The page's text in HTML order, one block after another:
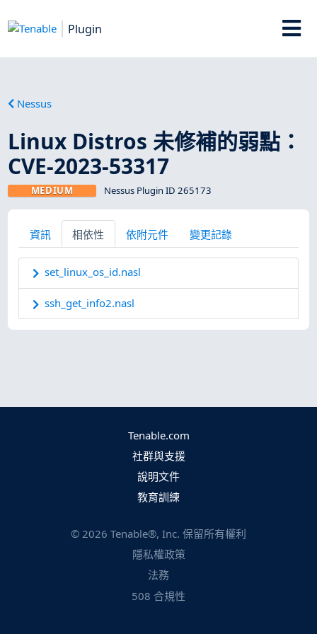
Plugin
Nessus
Linux Distros 未修補的弱點：
CVE-2023-53317
MEDIUM Nessus Plugin ID 265173
資訊 相依性 依附元件 變更記錄
set_linux_os_id.nasl
ssh_get_info2.nasl
Tenable.com
社群與支援
說明文件
教育訓練
© 2026 Tenable®, Inc. 保留所有權利
隱私權政策
法務
508 合規性